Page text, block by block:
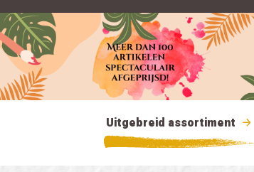
Uitgebreid assortiment